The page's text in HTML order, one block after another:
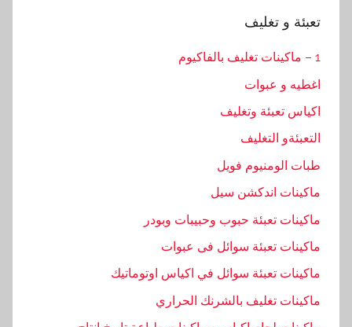
تعبئة و تغليف
1 – ماكينات تغليف بالفاكيوم
اغطيه و عبوات
اكياس تعبئة وتغليف
التعبئةو التغليف
طبات الومنيوم فويل
ماكينات اندكشن سيل
ماكينات تعبئة حبوب وحبيبات وبودر
ماكينات تعبئة سوائل فى عبوات
ماكينات تعبئة سوائل في اكياس اوتوماتيك
ماكينات تغليف بالشرنك الحراري